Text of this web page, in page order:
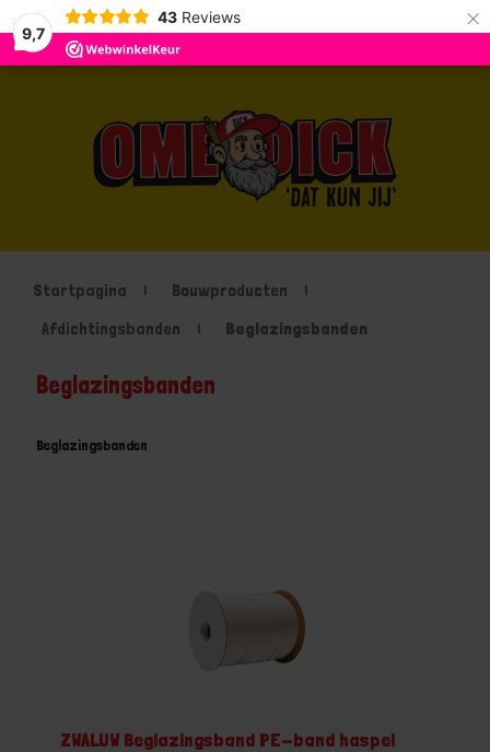
9,7
43 Reviews ×
Startpagina
Bouwproducten
Afdichtingsbanden
Beglazingsbanden
Beglazingsbanden
Beglazingsbanden
ZWALUW Beglazingsband PE-band haspel